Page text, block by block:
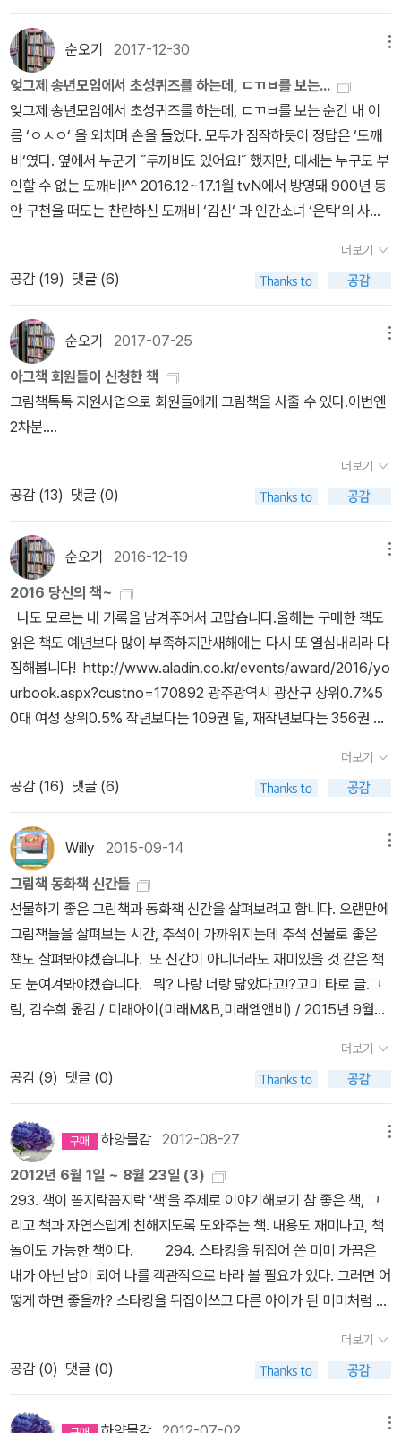
순오기 2017-12-30
엊그제 송년모임에서 초성퀴즈를 하는데, ㄷㄲㅂ를 보는...
엊그제 송년모임에서 초성퀴즈를 하는데, ㄷㄲㅂ를 보는 순간 내 이
름 ‘ㅇㅅㅇ‘ 을 외치며 손을 들었다. 모두가 짐작하듯이 정답은 ‘도깨
비‘였다. 옆에서 누군가 ˝두꺼비도 있어요!˝ 했지만, 대세는 누구도 부
인할 수 없는 도깨비!^^ 2016.12~17.1월 tvN에서 방영돼 900년 동
안 구천을 떠도는 찬란하신 도깨비 ‘김신‘ 과 인간소녀 ‘은탁‘의 사랑
뒤늦게 막내 설명을 들으며 재방 삼방 건너뛰면서 퍼즐을 꿰어 맞췄
지만, 명대사와 명장면은 뒷북이라도 빠져들기에 충분했다.♥곡성 도
깨비마을은 동화작가 김성범촌장님과 더불어 전국구 유명 숲체험원
이다. 마천목 장군 설화를 기반으로 한 거대한 도깨비 형상과 숲길과
숲속에 즐비한 도깨비들이 반겨준다. 각양각색의 익살맞은 표정과 사
랑스런 도깨비 모습에 하나하나 핸폰에 담느라 걸음은 더뎌질 수밖에
없다.어린 자녀를 동반하거나 연로한 부모님을 모시고 산책 삼아 가
도 좋은데, 1인당 입장료 5천원만 내면 도깨비숲과 도깨비전시관을
둘러보고 운이 좋으면 문화공연이나 인형극도 관람할 수 있다. 올여
름에 5세 꼬마부터 60 넘은 이야기할머니까지 함께했는데, 모두가
꼼지락‘과 ‘도깨비가 꼼지락 꼼지락‘으로 이미 전국구 꼬마 친구들의
도깨비 선생님인데, 따끈따끈한 도깨비 책이 나와서 올해 마지막 주
문으로 간택했다! ^♥^
더보기
공감 (19) 댓글 (6)
순오기 2017-07-25
아그책 회원들이 신청한 책
그림책톡톡 지원사업으로 회원들에게 그림책을 사줄 수 있다.이번엔
더보기
공감 (13) 댓글 (0)
순오기 2016-12-19
2016 당신의 책~
나도 모르는 내 기록을 남겨주어서 고맙습니다.올해는 구매한 책도
읽은 책도 예년보다 많이 부족하지만새해에는 다시 또 열심내리라 다
짐해봅니다! http://www.aladin.co.kr/events/award/2016/yo
urbook.aspx?custno=170892 광주광역시 광산구 상위0.7%5
0대 여성 상위0.5% 작년보다는 109권 덜, 재작년보다는 356권 덜,
64,040189,320103,86097,92068,02062,70057,09054,6
0051,820 알라딘에서 구매한 기록은 요거지만오프라인에서 구매
한 것도 거의 30만원쯤 되니까 올해 월 평균 구매액은 12만원은 넘는
데이 중에도 지인의 부탁으로 산 책들도 제법 있으니까 월평균 10만
원으로 보면 될 듯... * 올 해 내가 구매한 책 중, 가장 많은 분들의 사
랑을 받은 책이라고 친절한 알라딘이 알려준다. * 올 한
해 구매한 도서 중 비싼 책들~ * 올 해 구매한 책 중 다른 회원
님들로부터 좋은 평가를 받은 책들~ *올 해 내가 사고 좋아
한 책들~ 이라지만 사실은 읽은 책을 표시한 게 요거뿐이었을지
도....
더보기
공감 (16) 댓글 (6)
Willy 2015-09-14
그림책 동화책 신간들
선물하기 좋은 그림책과 동화책 신간을 살펴보려고 합니다. 오랜만에
그림책들을 살펴보는 시간, 추석이 가까워지는데 추석 선물로 좋은
책도 살펴봐야겠습니다. 또 신간이 아니더라도 재미있을 것 같은 책
도 눈여겨봐야겠습니다. 뭐? 나랑 너랑 닮았다고!?고미 타로 글.그
림, 김수희 옮김 / 미래아이(미래M&B,미래엠앤비) / 2015년 9월
2015년 8월 책이 꼼지락꼼지락김성범 글, 이경국 그림 / 미래아
이(미래M&B,미래엠앤비) / 2011년 7월 똥 도둑질정란희 글, 홍
영우 그림 / 휴먼어린이 / 2013년 4월 길이 보인다! 부릅뜨고 표
지판이미현 지음, 이효실.문구선 그림, 유수현 기획 / 주니어골든벨 /
2015년 8월 위험이 보인다! 부릅뜨고 안전이미현 지음, 이효실.
이민선 그림, 유수현 기획 / 주니어골든벨 / 2015년 1월 시작 다
음 Before After안느-마르고 램스타인.마티아스 아르귀 글.그림 /
한솔수북 / 2015년 6월 세상에서 가장 행복한 100층 버스마이
크 스미스 지음, 노은정 옮김 / 사파리(언어세상.이퍼블릭) / 2013년
1월 서로 꼭 껴안아!마이크 스미스 글.그림, 홍연미 옮김 / 사파리
(언어세상.이퍼블릭) / 2015년 4월 엄마가 정말 좋아요미야니시
다쓰야 글.그림, 이기웅 옮김 / 길벗어린이 / 2015년 6월 말하면
힘이 세지는 말미야니시 다쓰야 글.그림, 김지연 옮김 / 책속물고기 /
김숙 옮김 / 북뱅크 / 2015년 7월 100가지 숨은 미로 찾기베키
더보기
공감 (9) 댓글 (0)
하양물감2012-08-27
2012년 6월 1일 ~ 8월 23일 (3)
293. 책이 꼼지락꼼지락 '책'을 주제로 이야기해보기 참 좋은 책, 그
리고 책과 자연스럽게 친해지도록 도와주는 책. 내용도 재미나고, 책
놀이도 가능한 책이다. 294. 스타킹을 뒤집어 쓴 미미 가끔은
내가 아닌 남이 되어 나를 객관적으로 바라 볼 필요가 있다. 그러면 어
떻게 하면 좋을까? 스타킹을 뒤집어쓰고 다른 아이가 된 미미처럼 해
골'이란 말이 단골무당에서 온 것이라는 것. 그리고 손님(마마)이 왔
을 때 사람들이 문을 걸어잠그고 서로 왕래하지 않을 때도 자신의 일
을 하기 위해 마을에서 굿을 벌인 연이의 엄마이야기. 296. 요정
마을의 구슬 (프뢰벨 어린이경제동화, 금융과 경제 - 화폐)프뢰벨의
더보기
공감 (0) 댓글 (0)